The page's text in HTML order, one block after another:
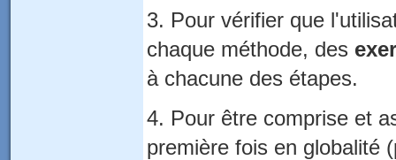
3. Pour vérifier que
chaque méthode, des
à chacune des étapes.
4. Pour être comprise et
première fois en globalité